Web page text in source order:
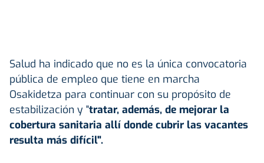
Salud ha indicado que no es la única convocatoria
pública de empleo que tiene en marcha
Osakidetza para continuar con su propósito de
estabilización y "tratar, además, de mejorar la
cobertura sanitaria allí donde cubrir las vacantes
resulta más difícil".